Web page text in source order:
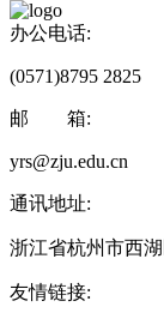
办公电话:
(0571)8795 2825
邮 箱:
yrs@zju.edu.cn
通讯地址:
浙江省杭州市西
友情链接: